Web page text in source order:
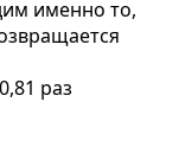
именно то,
раз